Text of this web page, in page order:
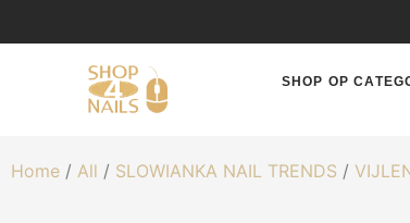
SHOP OP
Home / All / SLOWIANKA NAIL TRENDS /